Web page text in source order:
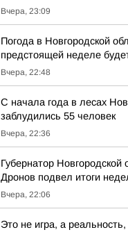
Вчера, 23:09
Погода в Новгородской
предстоящей неделе
Вчера, 22:48
С начала года в лесах
заблудились 55 человек
Вчера, 22:36
Губернатор Новгородской
Дронов подвел итоги
Вчера, 22:06
Это не игра, а